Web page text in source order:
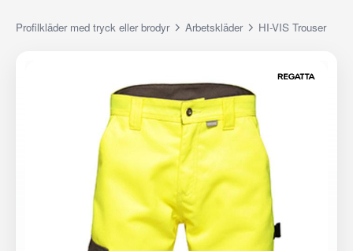
Profilkläder med tryck eller brodyr Arbetskläder HI-VIS Trouser